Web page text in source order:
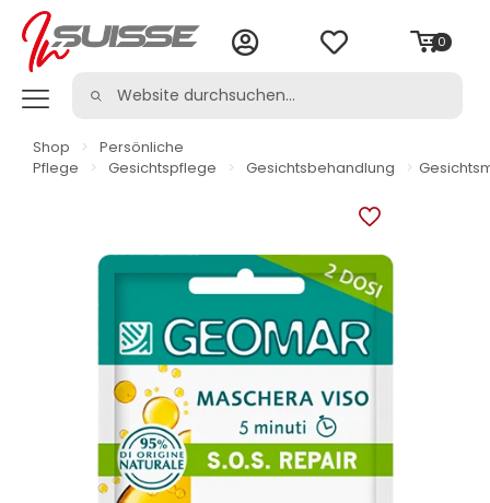
0
Shop >
Persönliche
Pflege
> Gesichtspflege > Gesichtsbehandlung >